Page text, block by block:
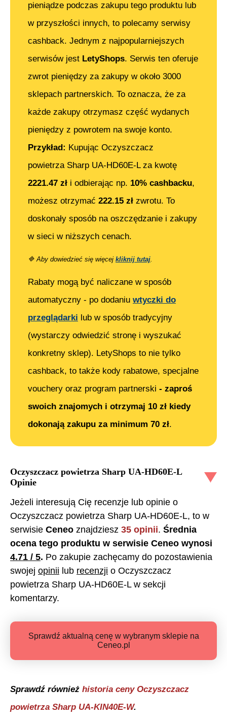
pieniądze podczas zakupu tego produktu lub
w przyszłości innych, to polecamy serwisy
cashback. Jednym z najpopularniejszych
serwisów jest LetyShops. Serwis ten oferuje
zwrot pieniędzy za zakupy w około 3000
sklepach partnerskich. To oznacza, że za
każde zakupy otrzymasz część wydanych
pieniędzy z powrotem na swoje konto.
Przykład: Kupując Oczyszczacz
powietrza Sharp UA-HD60E-Lza kwotę
2221.47 zł i odbierając np. 10% cashbacku,
możesz otrzymać 222.15 zł zwrotu. To
doskonały sposób na oszczędzanie i zakupy
w sieci w niższych cenach.
🔷 Aby dowiedzieć się więcej kliknij tutaj.
Rabaty mogą być naliczane w sposób
automatyczny - po dodaniu wtyczki do
przeglądarki lub w sposób tradycyjny
(wystarczy odwiedzić stronę i wyszukać
konkretny sklep). LetyShops to nie tylko
cashback, to także kody rabatowe, specjalne
vouchery oraz program partnerski - zaproś
swoich znajomych i otrzymaj 10 zł kiedy
dokonają zakupu za minimum 70 zł.
Oczyszczacz powietrza Sharp UA-HD60E-L
Opinie
Jeżeli interesują Cię recenzje lub opinie o
Oczyszczacz powietrza Sharp UA-HD60E-L, to w
serwisie Ceneo znajdziesz 35 opinii. Średnia
ocena tego produktu w serwisie Ceneo wynosi
4.71 / 5. Po zakupie zachęcamy do pozostawienia
swojej opinii lub recenzji o Oczyszczacz
powietrza Sharp UA-HD60E-Lw sekcji
komentarzy.
Sprawdź aktualną cenę w wybranym sklepie na
Ceneo.pl
Sprawdź również historia ceny Oczyszczacz
powietrza Sharp UA-KIN40E-W.